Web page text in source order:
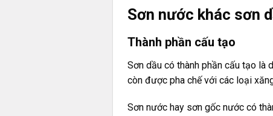
Sơn nước khác sơn
Thành phần cấu tạo
Sơn dầu có thành phần cấu tạo là
còn được pha chế với các loại
Sơn nước hay sơn gốc nước có